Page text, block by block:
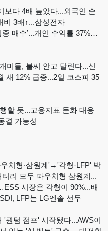
다 4배 높았다...외국인 순
3배↑...삼성전자
중 매수’...개인 수익률 37%…
미들, 불씨 안고 달린다...신
새 12% 급증...2일 코스피 35
할 듯...고용지표 둔화 대응
결 가능성
치형·삼원계'→'각형·LFP' 박
리 모두 파우치형 삼원계...
시장은 각형이 90%...배
LFP는 LG엔솔 선두
퀀텀 점프' 시작됐다...AWS이